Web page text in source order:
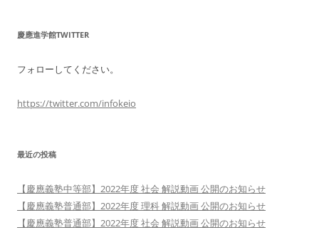
慶應進学館TWITTER
フォローしてください。
https://twitter.com/infokeio
最近の投稿
【慶應義塾中等部】2022年度 社会 解説動画 公開のお知らせ
【慶應義塾普通部】2022年度 理科 解説動画 公開のお知らせ
【慶應義塾普通部】2022年度 社会 解説動画 公開のお知らせ